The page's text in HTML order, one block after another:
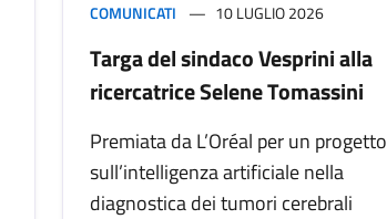
COMUNICATI 10 LUGLIO 2026
Targa del sindaco Vesprini alla
ricercatrice Selene Tomassini
Premiata da L’Oréal per un progetto
sull’intelligenza artificiale nella
diagnostica dei tumori cerebrali